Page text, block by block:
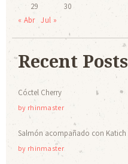
29
30
« Abr Jul »
Recent Posts
Cóctel Cherry
by rhinmaster
Salmón acompañado con Katich
by rhinmaster